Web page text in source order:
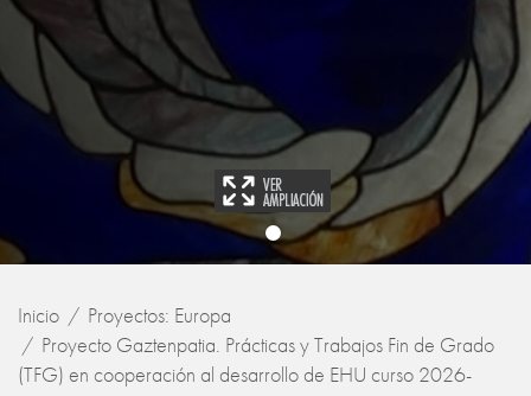
Inicio
Proyectos: Europa
Proyecto Gaztenpatia. Prácticas y Trabajos Fin de Grado
(TFG) en cooperación al desarrollo de EHU curso 2026-